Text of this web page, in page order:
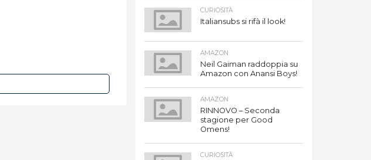
CURIOSITÀ
Italiansubs si rifà il look!
AMAZON
Neil Gaiman raddoppia su
Amazon con Anansi Boys!
AMAZON
RINNOVO – Seconda
stagione per Good
Omens!
CURIOSITÀ